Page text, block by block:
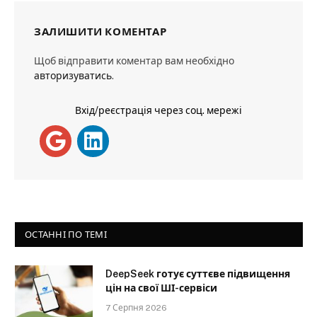
ЗАЛИШИТИ КОМЕНТАР
Щоб відправити коментар вам необхідно
авторизуватись.
Вхід/реєстрація через соц. мережі
ОСТАННІ ПО ТЕМІ
DeepSeek готує суттєве підвищення
цін на свої ШІ-сервіси
7 Серпня 2026